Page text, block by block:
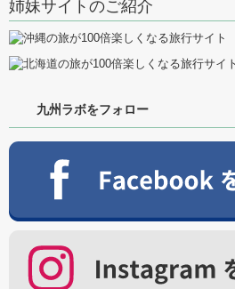
姉妹サイトのご紹介
九州ラボをフォロー